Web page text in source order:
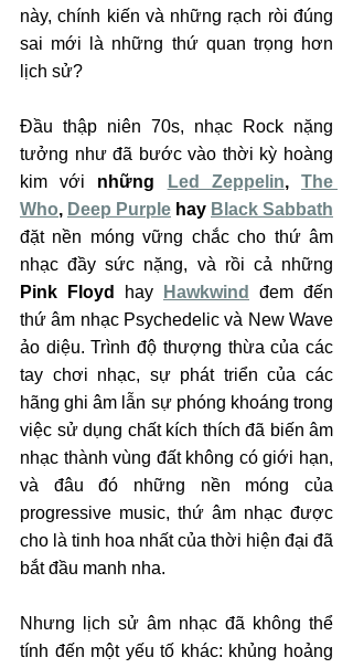
này, chính kiến và những rạch ròi đúng
sai mới là những thứ quan trọng hơn
lịch sử?
Đầu thập niên 70s, nhạc Rock nặng
tưởng như đã bước vào thời kỳ hoàng
kim với những Led Zeppelin, The
Who, Deep Purple hay Black Sabbath
đặt nền móng vững chắc cho thứ âm
Pink Floyd
hay Hawkwind
đem đến
thứ âm nhạc Psychedelic và New Wave
ảo diệu. Trình độ thượng thừa của các
tay chơi nhạc, sự phát triển của các
hãng ghi âm lẫn sự phóng khoáng trong
việc sử dụng chất kích thích đã biến âm
nhạc thành vùng đất không có giới hạn,
và đâu đó những nền móng của
progressive music, thứ âm nhạc được
cho là tinh hoa nhất của thời hiện đại đã
bắt đầu manh nha.
Nhưng lịch sử âm nhạc đã không thể
tính đến một yếu tố khác: khủng hoảng